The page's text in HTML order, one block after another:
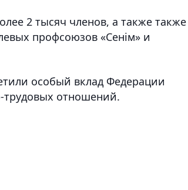
2 тысяч членов, а также также
профсоюзов «Сенім» и
особый вклад Федерации
трудовых отношений.